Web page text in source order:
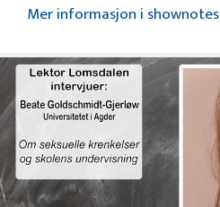
Mer informasjon i shownotes